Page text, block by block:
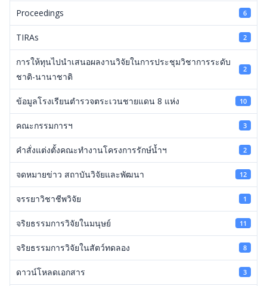
Proceedings 6
TIRAs 2
การให้ทุนไปนำเสนอผลงานวิจัยในการประชุมวิชาการระดับ
ชาติ-นานาชาติ
2
ข้อมูลโรงเรียนตำรวจตระเวนชายแดน 8 แห่ง 10
คณะกรรมการฯ 3
คำสั่งแต่งตั้งคณะทำงานโครงการรักษ์น้ำฯ 2
จดหมายข่าว สถาบันวิจัยและพัฒนา 12
จรรยาวิชาชีพวิจัย 1
จริยธรรมการวิจัยในมนุษย์ 11
จริยธรรมการวิจัยในสัตว์ทดลอง 8
ดาวน์โหลดเอกสาร 3